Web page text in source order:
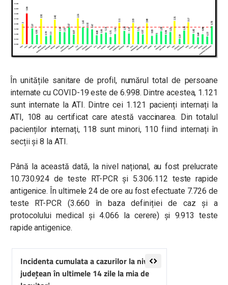
În unitățile sanitare de profil, numărul total de persoane
internate cu COVID-19 este de 6.998. Dintre acestea, 1.121
sunt internate la ATI. Dintre cei 1.121 pacienți internați la
ATI, 108 au certificat care atestă vaccinarea. Din totalul
pacienților internați, 118 sunt minori, 110 fiind internați în
secții și 8 la ATI.
Până la această dată, la nivel național, au fost prelucrate
10.730.924 de teste RT-PCR și 5.306.112 teste rapide
antigenice. În ultimele 24 de ore au fost efectuate 7.726 de
teste RT-PCR (3.660 în baza definiției de caz și a
protocolului medical și 4.066 la cerere) și 9.913 teste
rapide antigenice.